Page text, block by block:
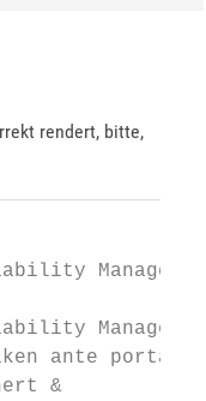
rendert, bitte,
ante portas
&